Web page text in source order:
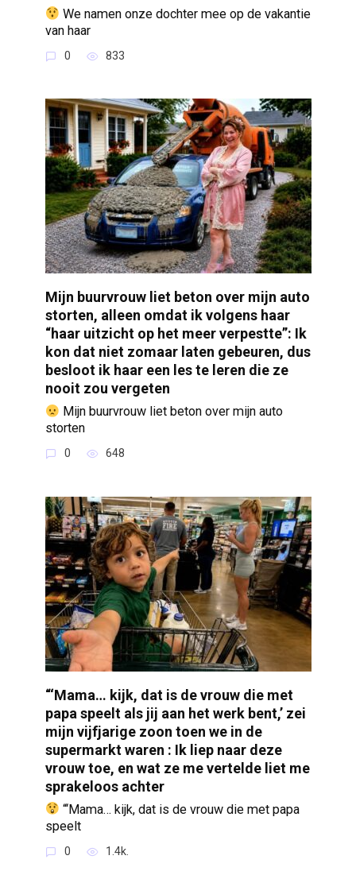
We namen onze dochter mee op de vakantie
van haar
0 833
Mijn buurvrouw liet beton over mijn auto
storten, alleen omdat ik volgens haar
“haar uitzicht op het meer verpestte”: Ik
kon dat niet zomaar laten gebeuren, dus
besloot ik haar een les te leren die ze
nooit zou vergeten
Mijn buurvrouw liet beton over mijn auto
storten
0 648
“‘Mama… kijk, dat is de vrouw die met
papa speelt als jij aan het werk bent,’ zei
mijn vijfjarige zoon toen we in de
supermarkt waren : Ik liep naar deze
vrouw toe, en wat ze me vertelde liet me
sprakeloos achter
“‘Mama… kijk, dat is de vrouw die met papa
speelt
0 1.4k.